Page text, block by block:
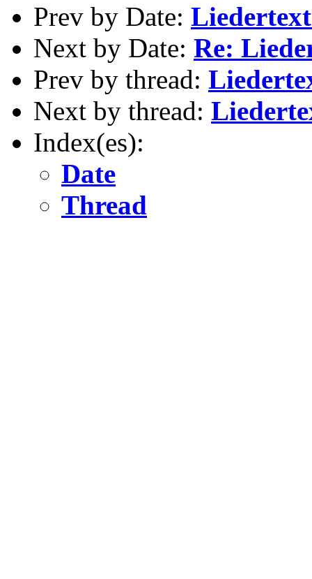
Prev by Date:
Next by Date: Re:
Prev by thread:
Next by thread:
Index(es):
Date
Thread